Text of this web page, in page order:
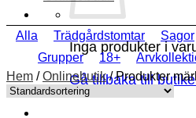
Inga produkter i
Gå tillbaka till
Alla Trädgårdstomtar Sagor
Grupper
18+
Hem / Onlinebutik /Produkter